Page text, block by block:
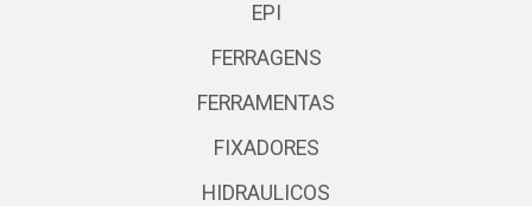
EPI
FERRAGENS
FERRAMENTAS
FIXADORES
HIDRAULICOS